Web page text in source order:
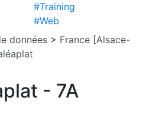
#Training
#Web
données > France [Alsace-
- 7A